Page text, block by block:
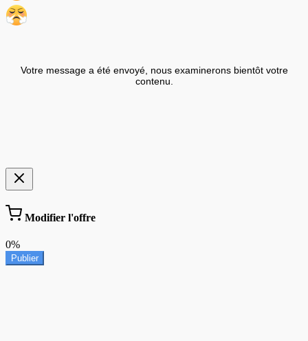
Votre message a été envoyé, nous examinerons bientôt votre
contenu.
Modifier l'offre
0%
Publier